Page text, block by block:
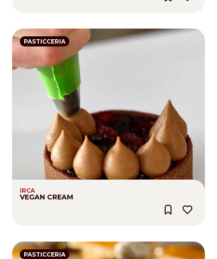
PASTICCERIA
IRCA
VEGAN CREAM
PASTICCERIA